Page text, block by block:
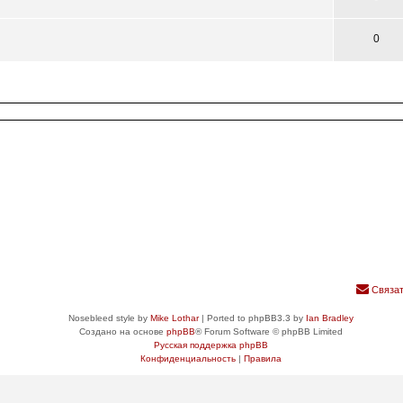
0
Nosebleed style by Mike Lothar| Ported to phpBB3.3 by Ian Bradley
Создано на основе phpBB® Forum Software © phpBB Limited
Русская поддержка phpBB
Конфиденциальность| Правила